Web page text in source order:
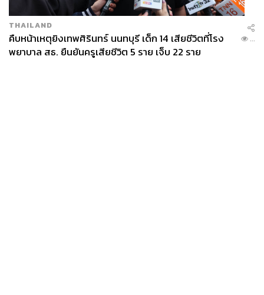
THAILAND
คืบหน้าเหตุยิงเทพศิรินทร์ นนทบุรี เด็ก 14 เสียชีวิตที่โรง
พยาบาล สธ. ยืนยันครูเสียชีวิต 5 ราย เจ็บ 22 ราย
...